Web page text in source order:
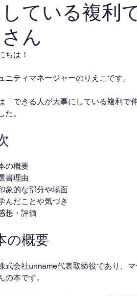
ている複利
ん
ちは！
ニティマネージャーのりえこです。
「できる人が大事にしている複利で
た。
の概要
書理由
象的な部分や場面
んだことや気づき
想・評価
の概要
式会社unname代表取締役であり、
の本です。